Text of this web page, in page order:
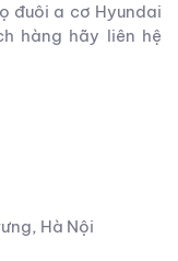
đuôi a cơ Hyundai
hàng hãy liên hệ
Hà Nội